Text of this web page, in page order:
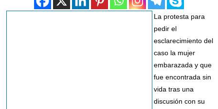
La protesta para
pedir el
esclarecimiento del
caso la mujer
embarazada y que
fue encontrada sin
vida tras una
discusión con su